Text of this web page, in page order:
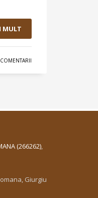
MULT
(266262),
Giurgiu